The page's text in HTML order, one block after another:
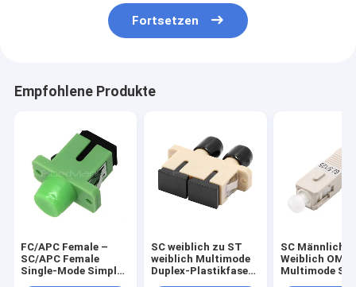
Fortsetzen
Empfohlene Produkte
FC/APC Female –
SC/APC Female
Single-Mode Simplex
SC weiblich zu ST
weiblich Multimode
Duplex-Plastikfaser-
SC Männlich
Weiblich OM1
Multimode